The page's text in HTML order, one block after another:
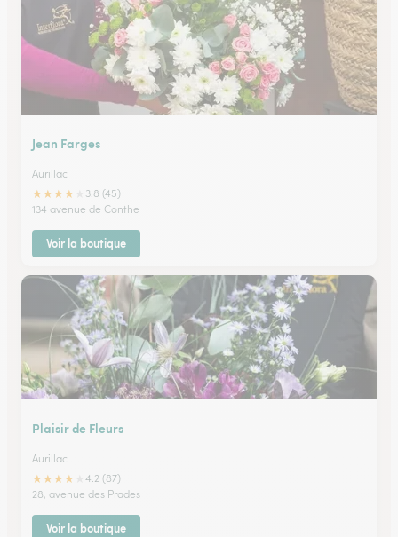
Jean Farges
Aurillac
★★★★
3.8 (45)
134 avenue de Conthe
Voir la boutique
Plaisir de Fleurs
Aurillac
★★★★
4.2 (87)
28, avenue des Prades
Voir la boutique